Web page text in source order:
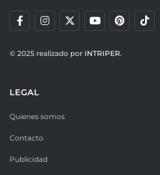
© 2025 realizado por INTRIPER.
LEGAL
Quienes somos
Contacto
Publicidad